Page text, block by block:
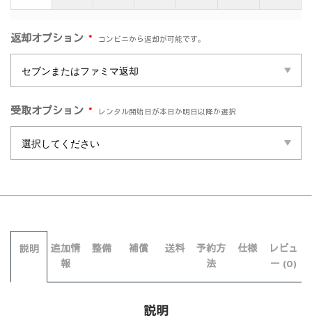
返却オプション * コンビニから返却が可能です。
受取オプション * レンタル開始日が本日か明日以降か選択
説明
追加情
報
整備 補償 送料
予約方
法
仕様
レビュ
ー (0)
説明